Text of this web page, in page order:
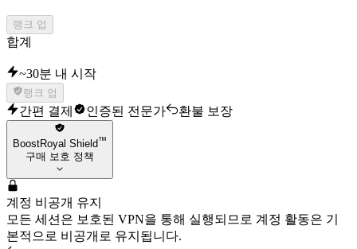
랭크 업
합계
~30분 내 시작
랭크 업
간편 결제 인증된 전문가 환불 보장
BoostRoyal Shield™
구매 보호 정책
계정 비공개 유지
모든 세션은 보호된 VPN을 통해 실행되므로 계정 활동은 기
본적으로 비공개로 유지됩니다.